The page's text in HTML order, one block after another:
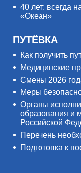
40 лет: всегда
«Океан»
ПУТЁВКА
Как получить
Медицинские
Смены 2026
Меры
Органы
образования и
Российской
Перечень
Подготовка к